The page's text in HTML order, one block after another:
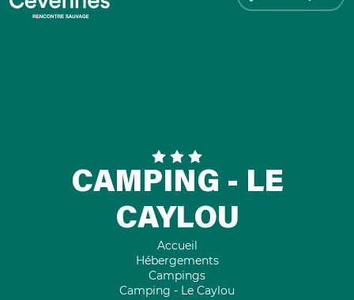
CAMPING - LE
CAYLOU
Accueil
Hébergements
Campings
Camping - Le Caylou